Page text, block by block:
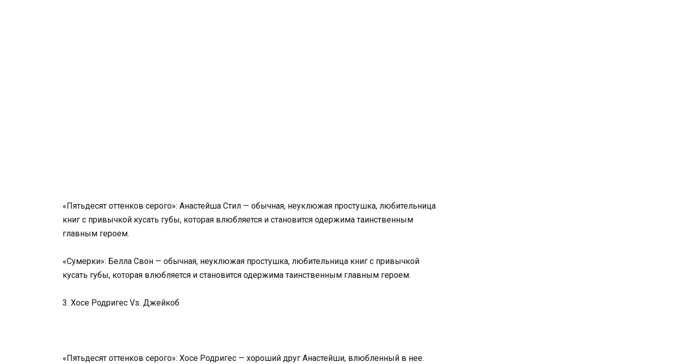
«Пятьдесят оттенков серого»: Анастейша Стил — обычная, неуклюжая простушка, любительница
книг с привычкой кусать губы, которая влюбляется и становится одержима таинственным
главным героем.
«Сумерки»: Белла Свон — обычная, неуклюжая простушка, любительница книг с привычкой
кусать губы, которая влюбляется и становится одержима таинственным главным героем.
3. Хосе Родригес Vs. Джейкоб
«Пятьдесят оттенков серого»: Хосе Родригес — хороший друг Анастейши, влюбленный в нее.